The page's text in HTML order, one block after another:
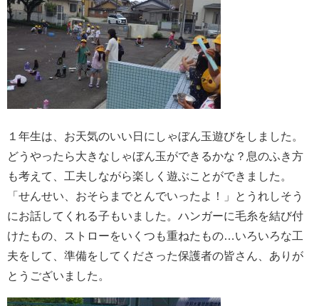
１年生は、お天気のいい日にしゃぼん玉遊びをしました。
どうやったら大きなしゃぼん玉ができるかな？息のふき方
も考えて、工夫しながら楽しく遊ぶことができました。
「せんせい、おそらまでとんでいったよ！」とうれしそう
にお話してくれる子もいました。ハンガーに毛糸を結び付
けたもの、ストローをいくつも重ねたもの…いろいろな工
夫をして、準備をしてくださった保護者の皆さん、ありが
とうございました。